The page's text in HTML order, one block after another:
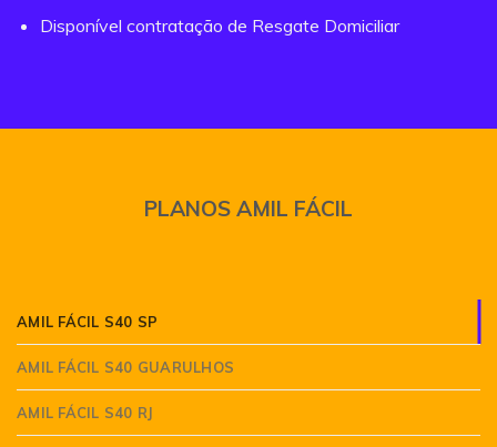
Disponível contratação de Resgate Domiciliar
PLANOS AMIL FÁCIL
AMIL FÁCIL S40 SP
AMIL FÁCIL S40 GUARULHOS
AMIL FÁCIL S40 RJ